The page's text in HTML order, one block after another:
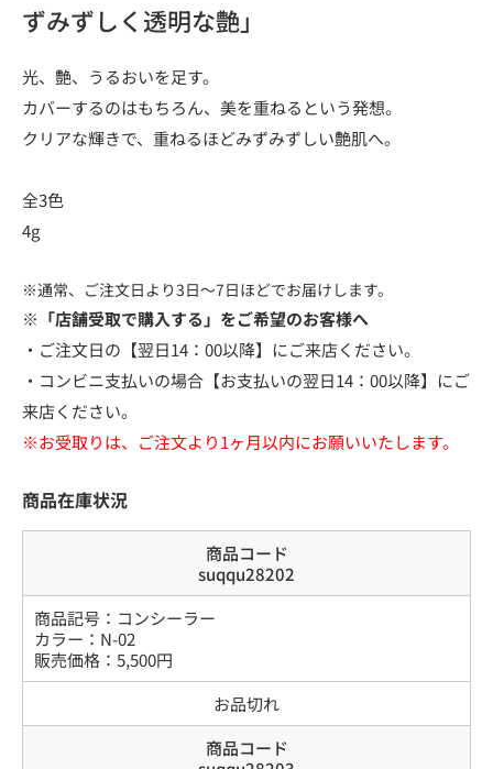
ずみずしく透明な艶」
光、艶、うるおいを足す。
カバーするのはもちろん、美を重ねるという発想。
クリアな輝きで、重ねるほどみずみずしい艶肌へ。
全3色
4g
※通常、ご注文日より3日～7日ほどでお届けします。
※「店舗受取で購入する」をご希望のお客様へ
・ご注文日の【翌日14：00以降】にご来店ください。
・コンビニ支払いの場合【お支払いの翌日14：00以降】にご
来店ください。
※お受取りは、ご注文より1ヶ月以内にお願いいたします。
商品在庫状況
商品コード
suqqu28202
商品記号： コンシーラー
カラー ： N-02
販売価格： 5,500円
お品切れ
商品コード